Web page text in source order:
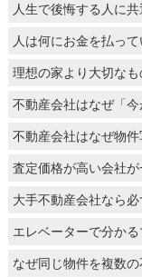
人生で後悔する人に共
人は何にお金を払っ
理想の家より大切なも
不動産会社はなぜ「
不動産会社はなぜ物
査定価格が高い会社が
大手不動産会社なら
エレベーターで分か
なぜ同じ物件を複数